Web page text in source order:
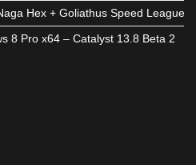
Hex + Goliathus Speed League
8 Pro x64 – Catalyst 13.8 Beta 2